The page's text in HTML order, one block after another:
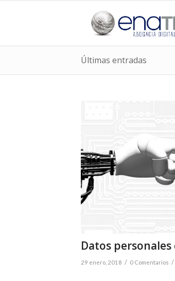
Últimas entradas
Datos
29 enero, 2018 / 0 Comentarios /